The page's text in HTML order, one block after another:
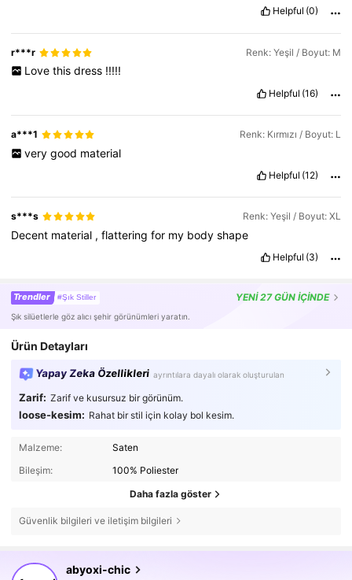
Helpful (0)
r***r Renk: Yeşil / Boyut: M
Love this dress !!!!!
Helpful (16)
a***1 Renk: Kırmızı / Boyut: L
very good material
Helpful (12)
s***s Renk: Yeşil / Boyut: XL
Decent material ,flatteringfor my bodyshape
Helpful (3)
Trendler #Şık Stiller YENİ27 GÜN İÇİNDE
Şık silüetlerle göz alıcı şehir görünümleri yaratın.
Ürün Detayları
Yapay Zeka Özellikleri ayrıntılara dayalı olarak oluşturulan
Zarif: Zarif ve kusursuz bir görünüm.
loose-kesim: Rahat bir stil için kolay bol kesim.
Malzeme:
Saten
Bileşim:
100% Poliester
Daha fazla göster
Güvenlik bilgileri ve iletişim bilgileri
abyoxi-chic
i***9göz atıyor